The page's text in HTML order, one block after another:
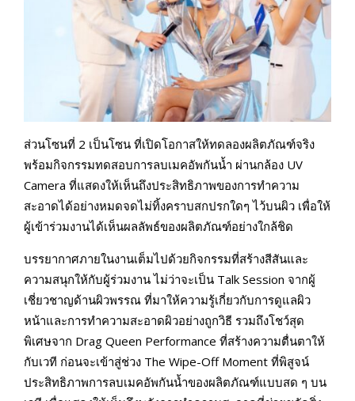
ส่วนโซนที่ 2 เป็นโซน ที่เปิดโอกาสให้ทดลองผลิตภัณฑ์จริง
พร้อมกิจกรรมทดสอบการลบเมคอัพกันน้ำ ผ่านกล้อง UV
Camera ที่แสดงให้เห็นถึงประสิทธิภาพของการทำความ
สะอาดได้อย่างหมดจดไม่ทิ้งคราบสกปรกใดๆ ไว้บนผิว เพื่อให้
ผู้เข้าร่วมงานได้เห็นผลลัพธ์ของผลิตภัณฑ์อย่างใกล้ชิด
บรรยากาศภายในงานเต็มไปด้วยกิจกรรมที่สร้างสีสันและ
ความสนุกให้กับผู้ร่วมงาน ไม่ว่าจะเป็น Talk Session จากผู้
เชี่ยวชาญด้านผิวพรรณ ที่มาให้ความรู้เกี่ยวกับการดูแลผิว
หน้าและการทำความสะอาดผิวอย่างถูกวิธี รวมถึงโชว์สุด
พิเศษจาก Drag Queen Performance ที่สร้างความตื่นตาให้
กับเวที ก่อนจะเข้าสู่ช่วง The Wipe-Off Moment ที่พิสูจน์
ประสิทธิภาพการลบเมคอัพกันน้ำของผลิตภัณฑ์แบบสด ๆ บน